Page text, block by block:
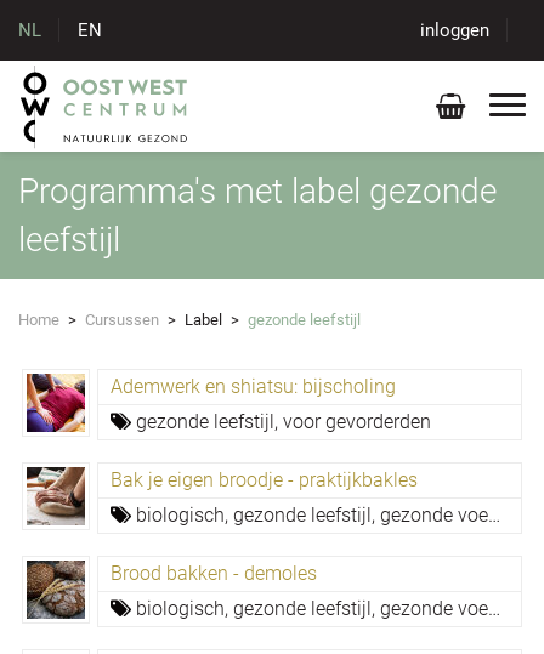
NL EN inloggen
Programma's met label gezonde
leefstijl
Home > Cursussen > Label > gezonde leefstijl
Ademwerk en shiatsu: bijscholing
gezonde leefstijl, voor gevorderden
Bak je eigen broodje - praktijkbakles
biologisch, gezonde leefstijl, gezonde voeding,
Brood bakken - demoles
biologisch, gezonde leefstijl, gezonde voeding,